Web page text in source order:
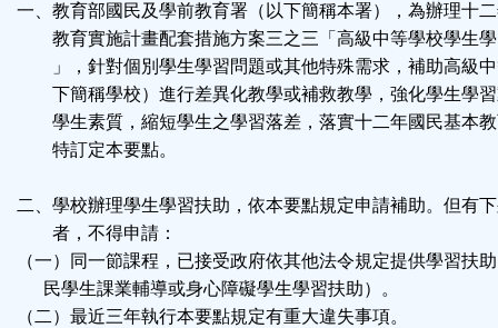
按
鈕
區
一、教育部國民及學前教育署（以下簡稱本署），為辦理十
教育實施計畫配套措施方案三之三「高級中等學校學生學
」，針對個別學生學習問題或其他特殊需求，補助高級中
下簡稱學校）進行差異化教學或補救教學，強化學生學習
學生素質，縮短學生之學習落差，落實十二年國民基本教
特訂定本要點。
二、學校辦理學生學習扶助，依本要點規定申請補助。但有
者，不得申請：
（一）同一節課程，已接受政府依其他法令規定提供學習扶
民學生課業輔導或身心障礙學生學習扶助）。
（二）最近三年執行本要點規定有重大違失事項。